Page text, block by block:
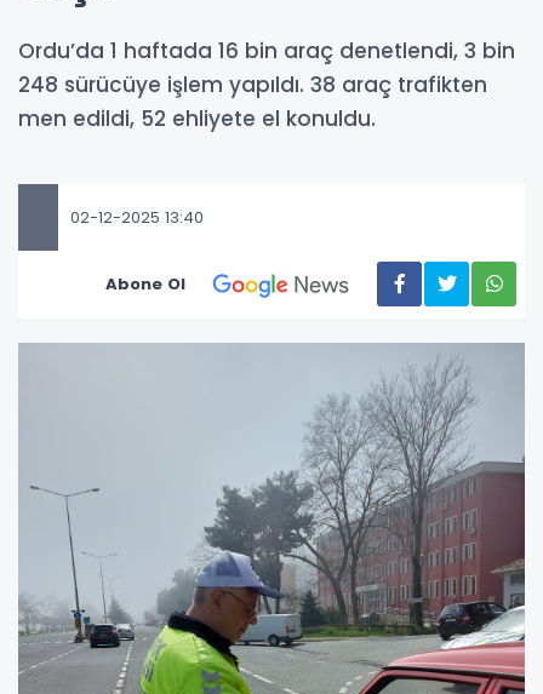
Ordu’da 1 haftada 16 bin araç denetlendi, 3 bin
248 sürücüye işlem yapıldı. 38 araç trafikten
men edildi, 52 ehliyete el konuldu.
02-12-2025 13:40
Abone Ol